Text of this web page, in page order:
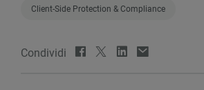
Client-Side Protection & Compliance
Condividi